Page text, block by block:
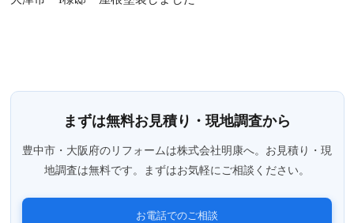
まずは無料お見積り・現地調査から
豊中市・大阪府のリフォームは株式会社明康へ。お見積り・現
地調査は無料です。まずはお気軽にご相談ください。
お電話でのご相談